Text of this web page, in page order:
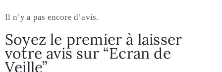
Il n’y a pas encore d’avis.
Soyez le premier à laisser
votre avis sur “Ecran de
Veille”